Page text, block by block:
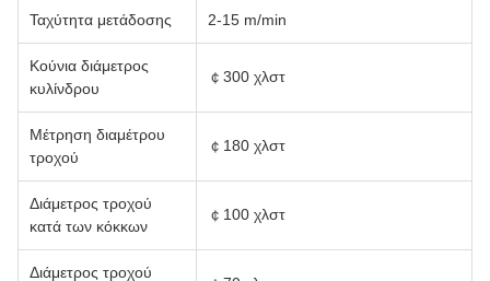
Ταχύτητα μετάδοσης 2-15 m/min
Κούνια διάμετρος
κυλίνδρου
￠300 χλστ
Μέτρηση διαμέτρου
τροχού
￠180 χλστ
Διάμετρος τροχού
κατά των κόκκων
￠100 χλστ
Διάμετρος τροχού